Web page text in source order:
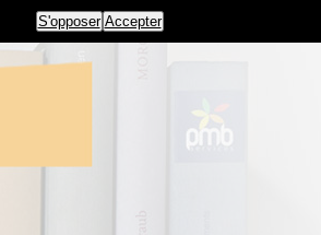
S'opposer Accepter